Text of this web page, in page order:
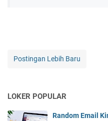
Postingan Lebih Baru
LOKER POPULAR
Random Email